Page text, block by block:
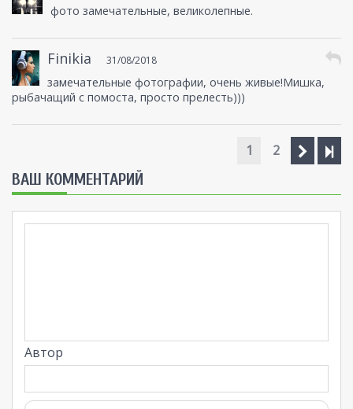
фото замечательные, великолепные.
Finikia 31/08/2018
замечательные фотографии, очень живые!Мишка,
рыбачащий с помоста, просто прелесть)))
1 2
ВАШ КОММЕНТАРИЙ
Автор